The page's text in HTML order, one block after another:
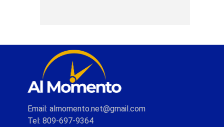
Email: almomento.net@gmail.com
Tel: 809-697-9364